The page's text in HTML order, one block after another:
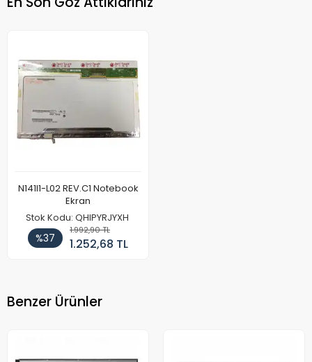
N141I1-L02 REV.C1 Notebook
Ekran
Stok Kodu: QHIPYRJYXH
%37
1.992,90 TL
1.252,68 TL
Benzer Ürünler